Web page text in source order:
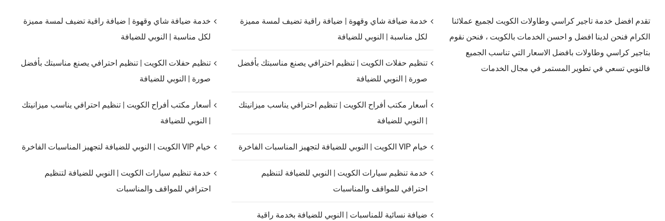
تقدم افضل خدمة تاجير كراسي وطاولات الكويت لجميع عملائنا
الكرام فنحن لدينا افضل و احسن الخدمات بالكويت ، فنحن نقوم
بتاجير كراسي وطاولات بافضل الاسعار التي تناسب الجميع
فالنوبي تسعي في تطوير المستمر في مجال الخدمات
خدمة ضيافة شاي وقهوة | ضيافة راقية تضيف لمسة مميزة
لكل مناسبة | النوبي للضيافة
تنظيم حفلات الكويت | تنظيم احترافي يصنع مناسبتك بأفضل
صورة | النوبي للضيافة
أسعار مكتب أفراح الكويت | تنظيم احترافي يناسب ميزانيتك
| النوبي للضيافة
خيام VIP الكويت | النوبي للضيافة لتجهيز المناسبات الفاخرة
خدمة تنظيم سيارات الكويت | النوبي للضيافة لتنظيم
احترافي للمواقف والمناسبات
ضيافة نسائية للمناسبات | النوبي للضيافة بخدمة راقية
خدمة ضيافة شاي وقهوة | ضيافة راقية تضيف لمسة مميزة
لكل مناسبة | النوبي للضيافة
تنظيم حفلات الكويت | تنظيم احترافي يصنع مناسبتك بأفضل
صورة | النوبي للضيافة
أسعار مكتب أفراح الكويت | تنظيم احترافي يناسب ميزانيتك
| النوبي للضيافة
خيام VIP الكويت | النوبي للضيافة لتجهيز المناسبات الفاخرة
خدمة تنظيم سيارات الكويت | النوبي للضيافة لتنظيم
احترافي للمواقف والمناسبات